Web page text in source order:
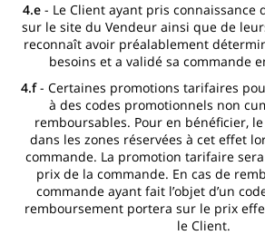
4.e- Le Client ayant pris connaissance
sur le site du Vendeur ainsi que de
reconnaît avoir préalablement
besoins et a validé sa commande
4.f- Certaines promotions tarifaires
à des codes promotionnels non
remboursables. Pour en bénéficier,
dans les zones réservées à cet effet
commande. La promotion tarifaire
prix de la commande. En cas de
commande ayant fait l’objet d’un
remboursement portera sur le prix
le Client.